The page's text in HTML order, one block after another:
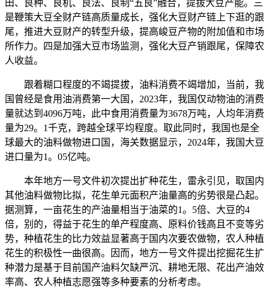
田、良种、良机、良法、良制“五良”融合，提拔大豆产能。三
是鞭策大豆全财产链高质量成长，强化大豆财产链上下逛的跟
尾，推进大豆财产的转型升级，提高峻豆产物的附加值和市场
所作力。四是加强大豆市场监测，强化大豆产销跟尾，保障农
人收益。
跟着糊口程度的不竭提拔，油料消费不竭增加，当前，我
国曾经是食用油消费第一大国，2023年，我国仅动物油的消费
量就达到4096万吨，此中食用消费量为3678万吨，人均年消费
量为29。1千克，跨越全球平均程度。取此同时，我国也是全
球最大的油料做物进口国，海关数据显示，2024年，我国大豆
进口量为1。05亿吨。
本年地方一号文件初次提出扩种花生，雷永引见，取国内
其他油料做物比拟，花生单元面积产油量高的劣势很是凸起。
据测算，一亩花生的产油量相当于油菜的1。5倍、大豆的4
倍，别的，得益于花生的单产程度高、原料价钱高且不变等劣
势，种植花生的比力效益显著高于国内次要农做物，农人种植
花生的积极性一曲很高。因而，地方一号文件提出挖掘花生扩
种潜力是基于目前国产油料欠缺严沉、耕地无限、花出产油效
率高、农人种植志愿强等多种要素的分析考虑。